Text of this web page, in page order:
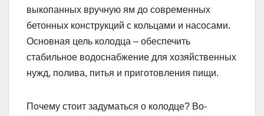
выкопанных вручную ям до современных
бетонных конструкций с кольцами и насосами.
Основная цель колодца – обеспечить
стабильное водоснабжение для хозяйственных
нужд, полива, питья и приготовления пищи.
Почему стоит задуматься о колодце? Во-